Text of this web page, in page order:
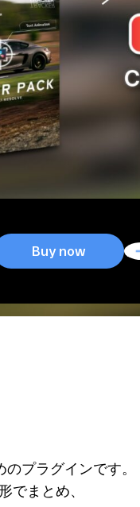
Buy now
プラグインです。
でまとめ、